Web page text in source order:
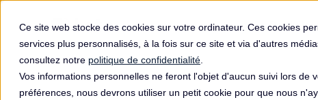
Ce site web stocke des cookies sur votre ordinateur. Ces cookies
services plus personnalisés, à la fois sur ce site et via d'autres
consultez notre politique de confidentialité
Vos informations personnelles ne feront l'objet d'aucun suivi lors
préférences, nous devrons utiliser un petit cookie pour que nous
Produits